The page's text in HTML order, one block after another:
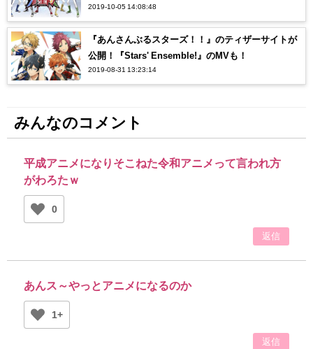
2019-10-05 14:08:48
『あんさんぶるスターズ！！』のティザーサイトが
公開！『Stars' Ensemble!』のMVも！
2019-08-31 13:23:14
みんなのコメント
平成アニメになりそこねた令和アニメって言われ方
がわろたｗ
0
返信
あんス～やっとアニメになるのか
1+
返信